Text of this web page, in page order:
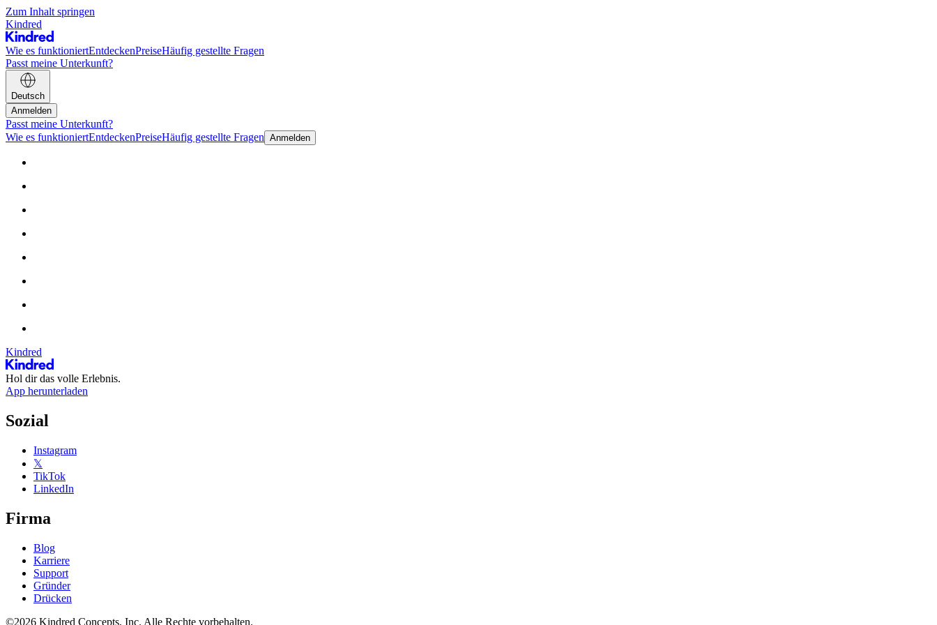
Zum Inhalt springen
Kindred
Wie es funktioniertEntdeckenPreiseHäufig gestellte Fragen
Passt meine Unterkunft?
Deutsch
Anmelden
Passt meine Unterkunft?
Wie es funktioniertEntdeckenPreiseHäufig gestellte Fragen Anmelden
Kindred
Hol dir das volle Erlebnis.
App herunterladen
Sozial
Instagram
𝕏
TikTok
LinkedIn
Firma
Blog
Karriere
Support
Gründer
Drücken
©2026 Kindred Concepts, Inc. Alle Rechte vorbehalten.